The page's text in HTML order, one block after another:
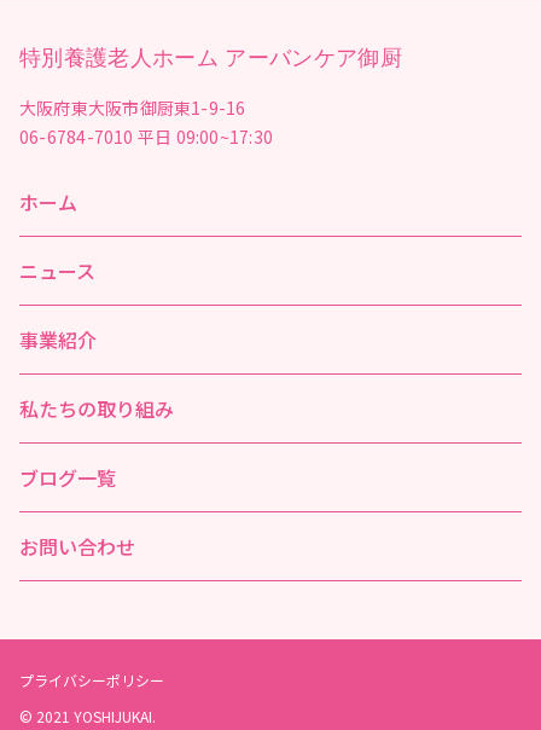
特別養護老人ホーム アーバンケア御厨
大阪府東大阪市御厨東1-9-16
06-6784-7010 平日 09:00~17:30
ホーム
ニュース
事業紹介
私たちの取り組み
ブログ一覧
お問い合わせ
プライバシーポリシー
© 2021 YOSHIJUKAI.